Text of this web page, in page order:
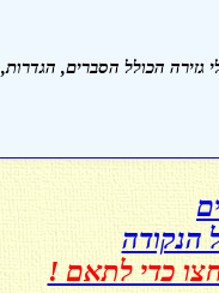
גזירה הכולל הסברים, הגדרות,
כדי לתאם !